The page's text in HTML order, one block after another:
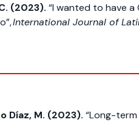
(2023). “I wanted to have a
International Journal of
Díaz, M. (2023). “Long-